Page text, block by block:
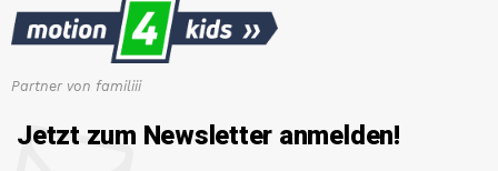
Partner von familiii
Jetzt zum Newsletter anmelden!